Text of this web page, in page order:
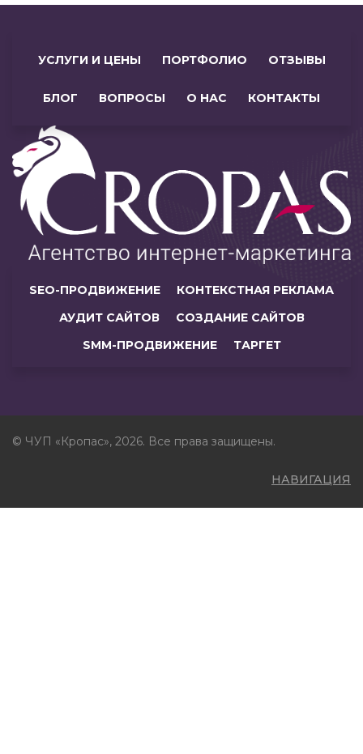
УСЛУГИ И ЦЕНЫ ПОРТФОЛИО ОТЗЫВЫ
БЛОГ ВОПРОСЫ О НАС КОНТАКТЫ
SEO-ПРОДВИЖЕНИЕ
КОНТЕКСТНАЯ РЕКЛАМА
АУДИТ САЙТОВ
СОЗДАНИЕ САЙТОВ
SMM-ПРОДВИЖЕНИЕ
ТАРГЕТ
© ЧУП «Кропас», 2026. Все права защищены.
НАВИГАЦИЯ